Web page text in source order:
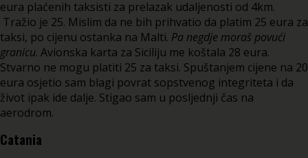
eura plaćenih taksisti za prelazak udaljenosti od 4km.
Tražio je 25. Mislim da ne bih prihvatio da platim 25 eura za
taksi, po cijenu ostanka na Malti. Pa negdje moraš povući
granicu. Avionska karta za Siciliju me koštala 28 eura.
Stvarno ne mogu platiti 25 za taksi. Spuštanjem cijene na 20
eura osjetio sam blagi povrat sopstvenog integriteta i da
život ipak ide dalje. Stigao sam u posljednji čas na
aerodrom.
Catania